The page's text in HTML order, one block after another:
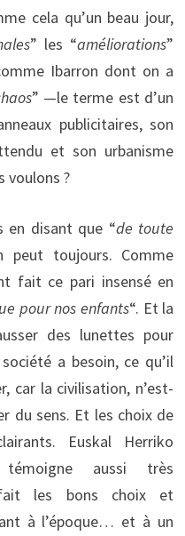
cela qu’un beau jour,
” les “améliorations”
Ibarron dont on a
” —le terme est d’un
publicitaires, son
et son urbanisme
voulons ?
en disant que “de toute
peut toujours. Comme
fait ce pari insensé en
pour nos enfants“. Et la
des lunettes pour
a besoin, ce qu’il
car la civilisation, n’est-
du sens. Et les choix de
Euskal Herriko
témoigne aussi très
les bons choix et
à l’époque… et à un